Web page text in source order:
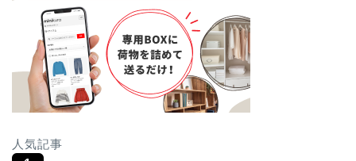
人気記事